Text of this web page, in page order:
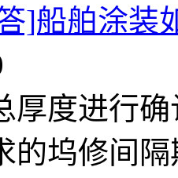
]船舶涂装
厚度进行
的坞修间